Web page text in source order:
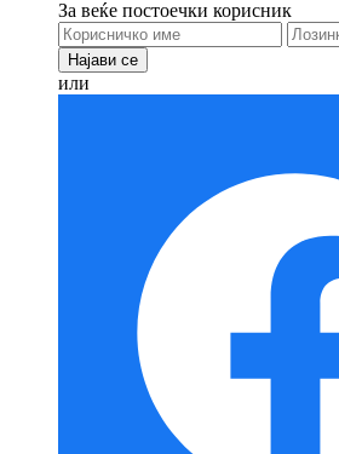
За веќе постоечки корисник
или